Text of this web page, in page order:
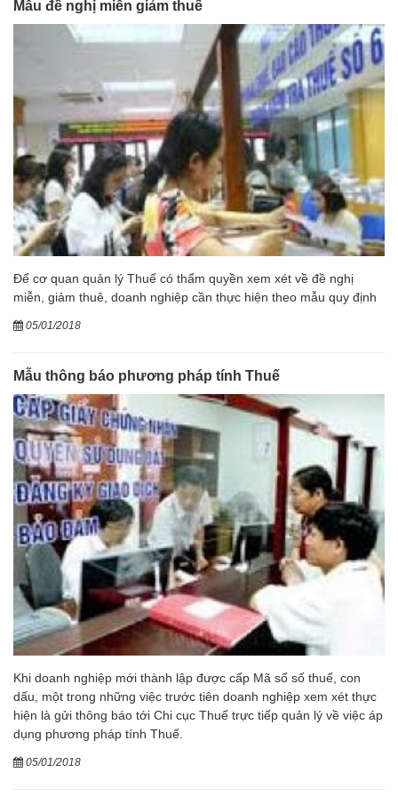
Mẫu đề nghị miễn giảm thuế
Để cơ quan quản lý Thuế có thẩm quyền xem xét về đề nghị
miễn, giảm thuê, doanh nghiệp cần thực hiện theo mẫu quy định
05/01/2018
Mẫu thông báo phương pháp tính Thuế
Khi doanh nghiệp mới thành lập được cấp Mã số số thuế, con
dấu, một trong những việc trước tiên doanh nghiệp xem xét thực
hiện là gửi thông báo tới Chi cục Thuế trực tiếp quản lý về việc áp
dụng phương pháp tính Thuế.
05/01/2018